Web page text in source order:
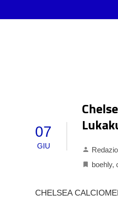
07
GIU
boehly,
CHELSEA